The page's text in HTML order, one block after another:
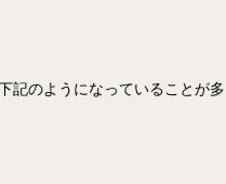
記のようになっていることが